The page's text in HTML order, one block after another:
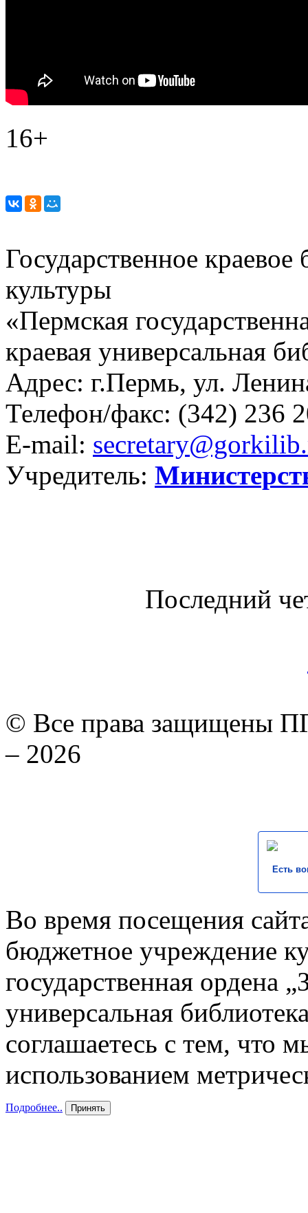
16+
Государственное
культуры
«Пермская
краевая универсальная
Адрес: г.Пермь, ул.
Телефон/факс: (342) 236
E-mail:
Учредитель:
Последний
© Все права защищены
– 2026
Есть
Во время посещения
бюджетное учреждение
государственная ордена
универсальная
соглашаетесь с тем, что
использованием
Подробнее.. Принять